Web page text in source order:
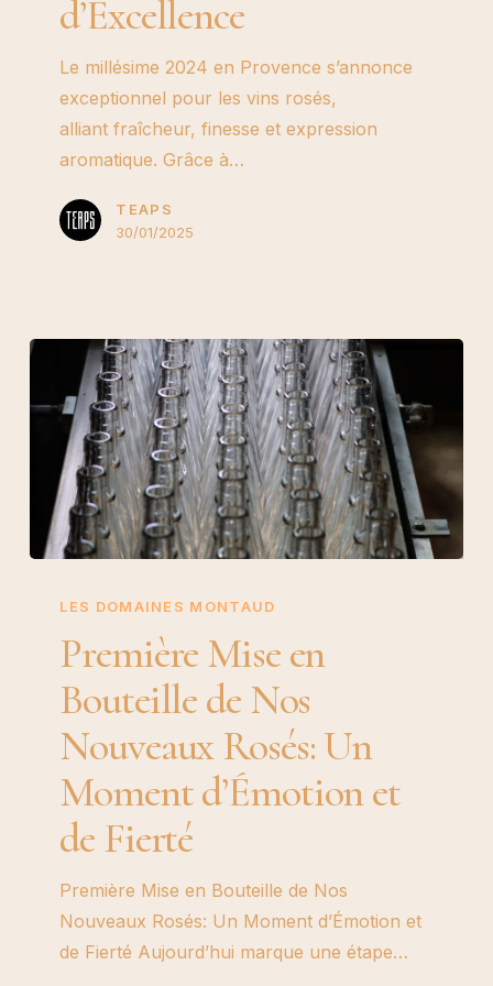
Année
d’Équilibre
d’Excellence
d’Excellence
Le millésime 2024 en Provence s’annonce
exceptionnel pour les vins rosés,
alliant fraîcheur, finesse et expression
aromatique. Grâce à…
TEAPS
30/01/2025
Mise
Bouteille
Nouveaux
Rosés:
Moment
d’Émotion
LES DOMAINES MONTAUD
Première Mise en
Bouteille de Nos
Nouveaux Rosés: Un
Moment d’Émotion et
de Fierté
Première Mise en Bouteille de Nos
Nouveaux Rosés: Un Moment d’Émotion et
de Fierté Aujourd’hui marque une étape…